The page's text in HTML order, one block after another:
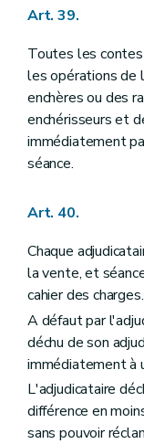
Art. 39.
Toutes les
les opérations de
enchères ou des
enchérisseurs et
immédiatement
séance.
Art. 40.
Chaque
la vente, et
cahier des charges.
A défaut par
déchu de son
immédiatement à
L'adjudicataire
différence en
sans pouvoir